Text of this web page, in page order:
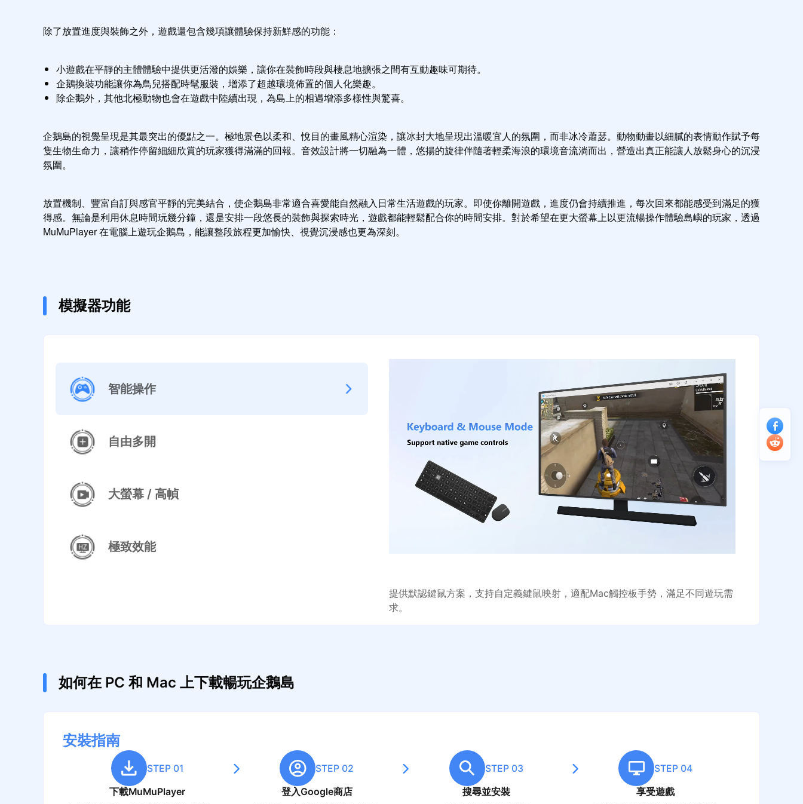
除了放置進度與裝飾之外，遊戲還包含幾項讓體驗保持新鮮感的功能：
小遊戲在平靜的主體體驗中提供更活潑的娛樂，讓你在裝飾時段與棲息地擴張之間有互動趣味可期待。
企鵝換裝功能讓你為鳥兒搭配時髦服裝，增添了超越環境佈置的個人化樂趣。
除企鵝外，其他北極動物也會在遊戲中陸續出現，為島上的相遇增添多樣性與驚喜。
企鵝島的視覺呈現是其最突出的優點之一。極地景色以柔和、悅目的畫風精心渲染，讓冰封大地呈現出溫暖宜人的氛圍，而非冰冷蕭瑟。動物動畫以細膩的表情動作賦予每
隻生物生命力，讓稍作停留細細欣賞的玩家獲得滿滿的回報。音效設計將一切融為一體，悠揚的旋律伴隨著輕柔海浪的環境音流淌而出，營造出真正能讓人放鬆身心的沉浸
氛圍。
放置機制、豐富自訂與感官平靜的完美結合，使企鵝島非常適合喜愛能自然融入日常生活遊戲的玩家。即使你離開遊戲，進度仍會持續推進，每次回來都能感受到滿足的獲
得感。無論是利用休息時間玩幾分鐘，還是安排一段悠長的裝飾與探索時光，遊戲都能輕鬆配合你的時間安排。對於希望在更大螢幕上以更流暢操作體驗島嶼的玩家，透過
MuMuPlayer 在電腦上遊玩企鵝島，能讓整段旅程更加愉快、視覺沉浸感也更為深刻。
模擬器功能
智能操作
自由多開
大螢幕 / 高幀
極致效能
提供默認鍵鼠方案，支持自定義鍵鼠映射，適配Mac觸控板手勢，滿足不同遊玩需
求。
如何在 PC 和 Mac 上下載暢玩企鵝島
安裝指南
STEP 01
下載MuMuPlayer
STEP 02
登入Google商店
STEP 03
搜尋並安裝
STEP 04
享受遊戲